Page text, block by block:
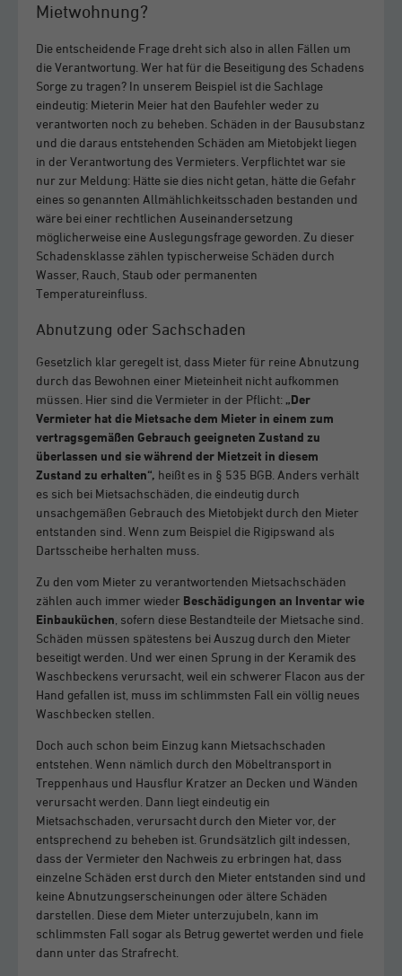
Mietwohnung?
Die entscheidende Frage dreht sich also in allen Fällen um
die Verantwortung. Wer hat für die Beseitigung des Schadens
Sorge zu tragen? In unserem Beispiel ist die Sachlage
eindeutig: Mieterin Meier hat den Baufehler weder zu
verantworten noch zu beheben. Schäden in der Bausubstanz
und die daraus entstehenden Schäden am Mietobjekt liegen
in der Verantwortung des Vermieters. Verpflichtet war sie
nur zur Meldung: Hätte sie dies nicht getan, hätte die Gefahr
eines so genannten Allmählichkeitsschaden bestanden und
wäre bei einer rechtlichen Auseinandersetzung
möglicherweise eine Auslegungsfrage geworden. Zu dieser
Schadensklasse zählen typischerweise Schäden durch
Wasser, Rauch, Staub oder permanenten
Temperatureinfluss.
Abnutzung oder Sachschaden
Gesetzlich klar geregelt ist, dass Mieter für reine Abnutzung
durch das Bewohnen einer Mieteinheit nicht aufkommen
müssen. Hier sind die Vermieter in der Pflicht: „Der
Vermieter hat die Mietsache dem Mieter in einem zum
vertragsgemäßen Gebrauch geeigneten Zustand zu
überlassen und sie während der Mietzeit in diesem
Zustand zu erhalten“, heißt es in § 535 BGB. Anders verhält
es sich bei Mietsachschäden, die eindeutig durch
unsachgemäßen Gebrauch des Mietobjekt durch den Mieter
entstanden sind. Wenn zum Beispiel die Rigipswand als
Dartsscheibe herhalten muss.
Zu den vom Mieter zu verantwortenden Mietsachschäden
zählen auch immer wieder Beschädigungen an Inventar wie
Einbauküchen , sofern diese Bestandteile der Mietsache sind.
Schäden müssen spätestens bei Auszug durch den Mieter
beseitigt werden. Und wer einen Sprung in der Keramik des
Waschbeckens verursacht, weil ein schwerer Flacon aus der
Hand gefallen ist, muss im schlimmsten Fall ein völlig neues
Waschbecken stellen.
Doch auch schon beim Einzug kann Mietsachschaden
entstehen. Wenn nämlich durch den Möbeltransport in
Treppenhaus und Hausflur Kratzer an Decken und Wänden
verursacht werden. Dann liegt eindeutig ein
Mietsachschaden, verursacht durch den Mieter vor, der
entsprechend zu beheben ist. Grundsätzlich gilt indessen,
dass der Vermieter den Nachweis zu erbringen hat, dass
einzelne Schäden erst durch den Mieter entstanden sind und
keine Abnutzungserscheinungen oder ältere Schäden
darstellen. Diese dem Mieter unterzujubeln, kann im
schlimmsten Fall sogar als Betrug gewertet werden und fiele
dann unter das Strafrecht.